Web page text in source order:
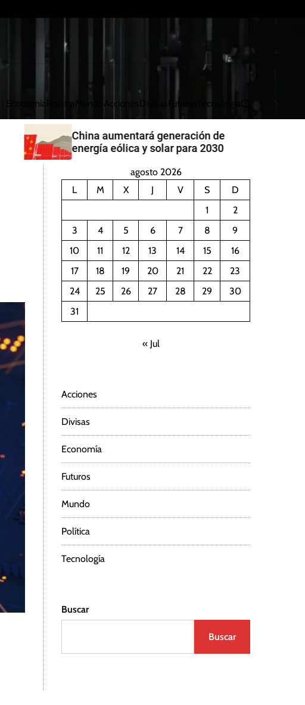
Economía Política Acciones Divisas Futuros Tecnología
u
China aumentará generación de
energía eólica y solar para 2030
agosto 2026
L
M X J V S
D
1
2
3
4 5 6 7 8
9
10
11 12 13 14 15
16
17
18 19 20 21 22
23
24
25 26 27 28 29
30
31
« Jul
Acciones
Divisas
Economía
Futuros
Mundo
Política
Tecnología
Buscar
Buscar